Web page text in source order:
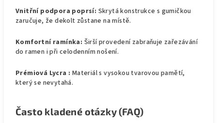
Vnitřní podpora poprsí: Skrytá konstrukce s gumičkou
zaručuje, že dekolt zůstane na místě.
Komfortní ramínka: Širší provedení zabraňuje zařezávání
do ramen i při celodenním nošení.
Prémiová Lycra : Materiál s vysokou tvarovou pamětí,
který se nevytahá.
Často kladené otázky (FAQ)